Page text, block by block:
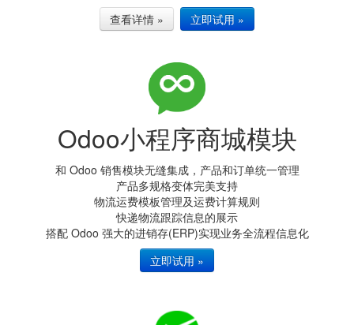
查看详情 »
立即试用 »
Odoo小程序商城模块
和 Odoo 销售模块无缝集成，产品和订单统一管理
产品多规格变体完美支持
物流运费模板管理及运费计算规则
快递物流跟踪信息的展示
搭配 Odoo 强大的进销存(ERP)实现业务全流程信息化
立即试用 »